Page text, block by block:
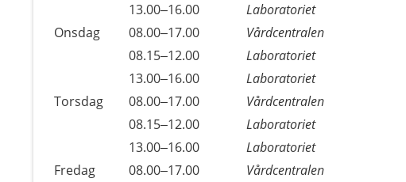
13.00–16.00
Laboratoriet
Onsdag
08.00–17.00
Vårdcentralen
08.15–12.00
Laboratoriet
13.00–16.00
Laboratoriet
Torsdag
08.00–17.00
Vårdcentralen
08.15–12.00
Laboratoriet
13.00–16.00
Laboratoriet
Fredag
08.00–17.00 Vårdcentralen